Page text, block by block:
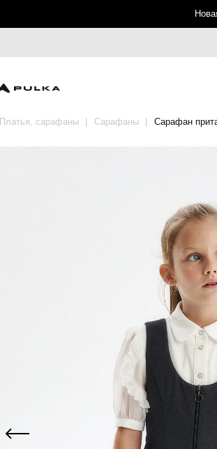
Платья, сарафаны Сарафаны Сарафан